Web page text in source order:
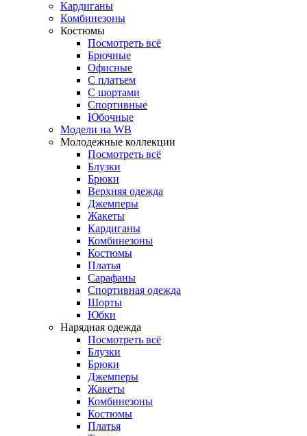
Кардиганы
Комбинезоны
Костюмы
Посмотреть всё
Брючные
Офисные
С платьем
С шортами
Спортивные
Юбочные
Модели на WB
Молодежные коллекции
Посмотреть всё
Блузки
Брюки
Верхняя одежда
Джемперы
Жакеты
Кардиганы
Комбинезоны
Костюмы
Платья
Сарафаны
Спортивная одежда
Шорты
Юбки
Нарядная одежда
Посмотреть всё
Блузки
Брюки
Джемперы
Жакеты
Комбинезоны
Костюмы
Платья